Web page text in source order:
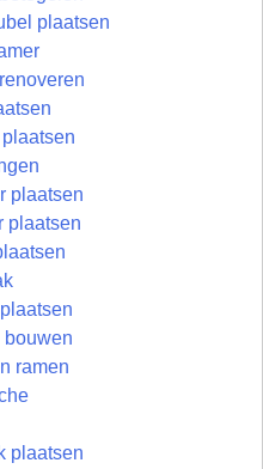
plaatsen
plaatsen
plaatsen
bouwen
ramen
plaatsen